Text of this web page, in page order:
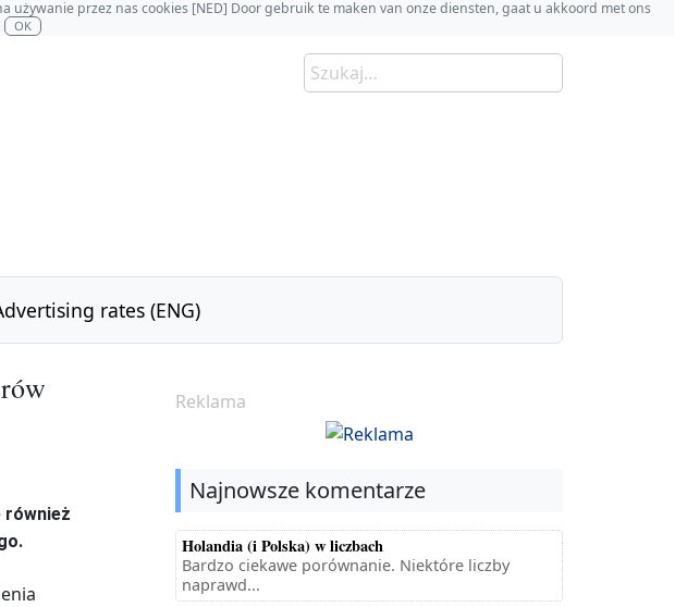
używanie przez nas cookies [NED] Door gebruik te maken van onze diensten, gaat u akkoord met ons
OK
rates (ENG)
również
Reklama
Najnowsze komentarze
Holandia (i Polska) w liczbach
Bardzo ciekawe porównanie. Niektóre liczby
naprawd...